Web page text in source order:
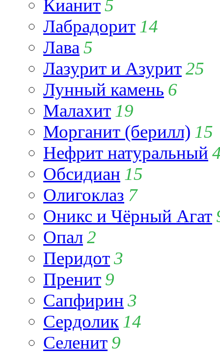
Кианит5
Лабрадорит 14
Лава 5
Лазурит и Азурит25
Лунный камень 6
Малахит 19
Морганит (берилл) 15
Нефрит натуральный
Обсидиан 15
Олигоклаз 7
Оникс и Чёрный Агат
Опал2
Перидот3
Пренит 9
Сапфирин 3
Сердолик 14
Селенит 9